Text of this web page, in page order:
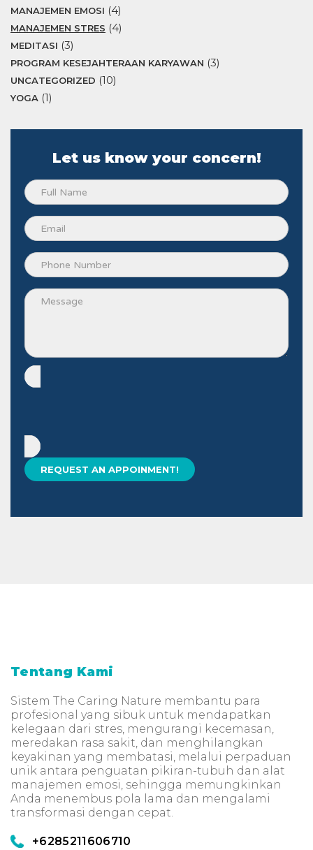
MANAJEMEN EMOSI (4)
MANAJEMEN STRES (4)
MEDITASI (3)
PROGRAM KESEJAHTERAAN KARYAWAN (3)
UNCATEGORIZED (10)
YOGA (1)
Let us know your concern!
Tentang Kami
Sistem The Caring Nature membantu para
profesional yang sibuk untuk mendapatkan
kelegaan dari stres, mengurangi kecemasan,
meredakan rasa sakit, dan menghilangkan
keyakinan yang membatasi, melalui perpaduan
unik antara penguatan pikiran-tubuh dan alat
manajemen emosi, sehingga memungkinkan
Anda menembus pola lama dan mengalami
transformasi dengan cepat.
+6285211606710